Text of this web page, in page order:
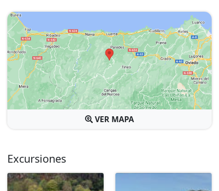
VER MAPA
Excursiones